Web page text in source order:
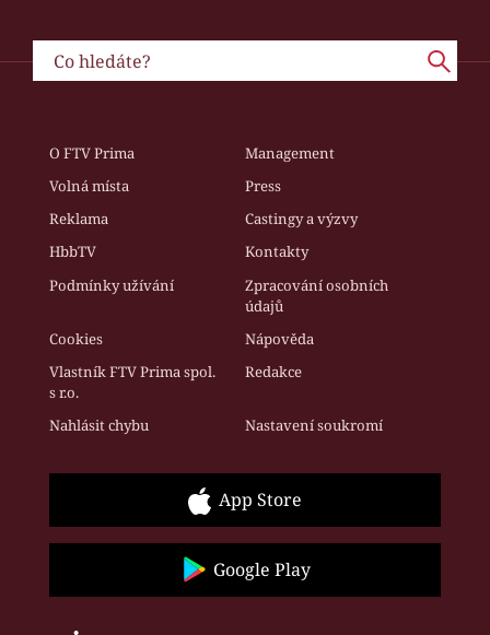
O FTV Prima
Management
Volná místa
Press
Reklama
Castingy a výzvy
HbbTV
Kontakty
Podmínky užívání
Zpracování osobních
údajů
Cookies
Nápověda
Vlastník FTV Prima spol.
s r.o.
Redakce
Nahlásit chybu Nastavení soukromí
App Store
Google Play